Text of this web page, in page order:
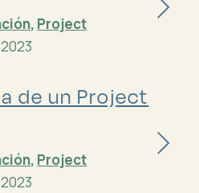
, Project
de un Project
, Project